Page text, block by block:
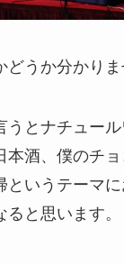
うか分かりま
うとナチュール
本酒、僕のチ
というテーマ
と思います。